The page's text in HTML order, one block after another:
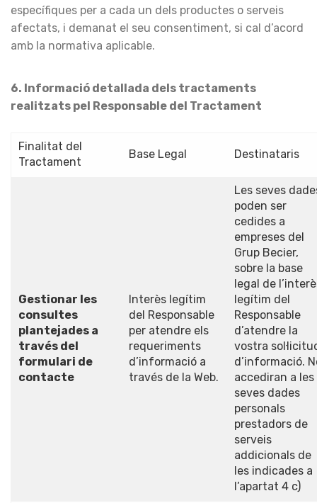
específiques per a cada un dels productes o serveis
afectats, i demanat el seu consentiment, si cal d’acord
amb la normativa aplicable.
6. Informació detallada dels tractaments
realitzats pel Responsable del Tractament
Finalitat del
Tractament
Base Legal Destinataris
Gestionar les
consultes
plantejades a
través del
formulari de
contacte
Interès legítim
del Responsable
per atendre els
requeriments
d’informació a
través de la Web.
Les seves
poden ser
cedides a
empreses del
Grup Becier,
sobre la base
legal de
legítim del
Responsable
d’atendre la
vostra
d’informació.
accediran a les
seves dades
personals
prestadors de
serveis
addicionals de
les indicades a
l’apartat 4 c)